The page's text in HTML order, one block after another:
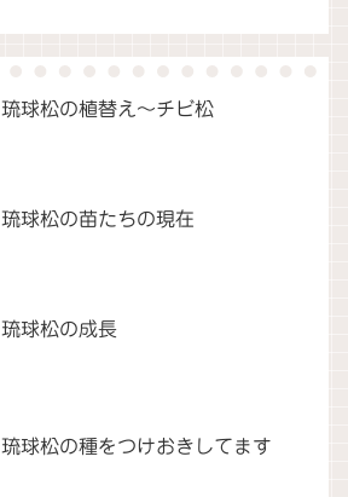
琉球松の植替え～チビ松
琉球松の苗たちの現在
琉球松の成長
琉球松の種をつけおきしてます